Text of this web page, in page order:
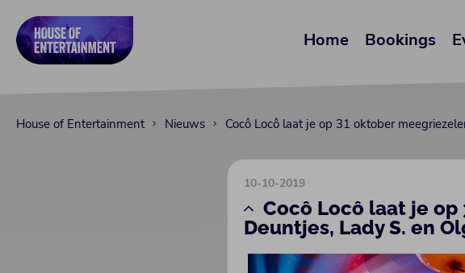
Home Bookings
House of Entertainment Nieuws Cocô Locô laat je op 31 oktober
10-10-2019
Cocô Locô laat je
Deuntjes, Lady S. en